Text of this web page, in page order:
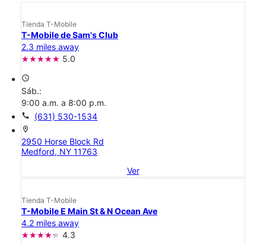
Tienda T-Mobile
T-Mobile de Sam's Club
2.3 miles away
5.0
access_time
Sáb.:
9:00 a.m. a 8:00 p.m.
call (631) 530-1534
location_on
2950 Horse Block Rd
Medford, NY 11763
Ver
Tienda T-Mobile
T-Mobile E Main St & N Ocean Ave
4.2 miles away
4.3